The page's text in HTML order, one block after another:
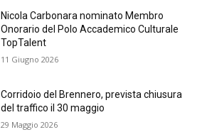
Nicola Carbonara nominato Membro
Onorario del Polo Accademico Culturale
TopTalent
11 Giugno 2026
Corridoio del Brennero, prevista chiusura
del traffico il 30 maggio
29 Maggio 2026